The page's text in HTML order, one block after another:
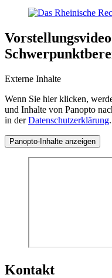
Externe Inhalte
Wenn Sie hier klicken,
und Inhalte von Panopto
in derDatenschutzerklärung.
Panopto-Inhalte anzeigen
Kontakt